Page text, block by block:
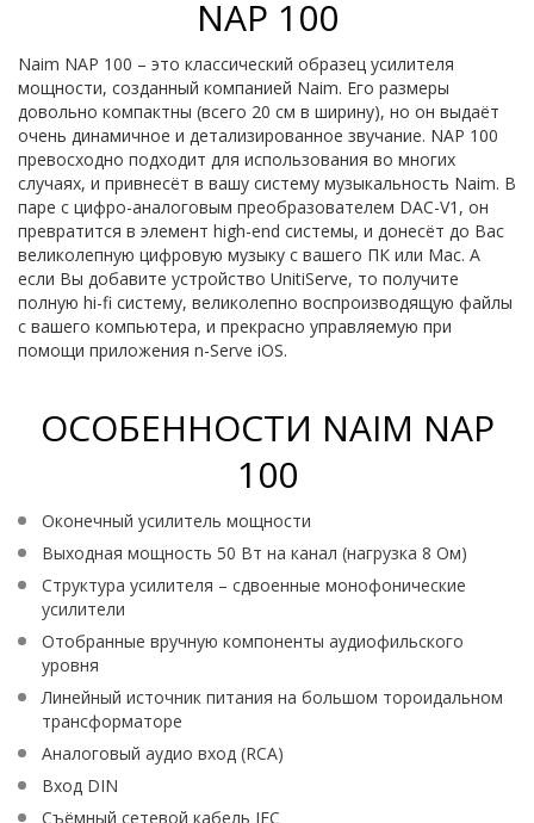
NAP 100
Naim NAP 100 – это классический образец усилителя
мощности, созданный компанией Naim. Его размеры
довольно компактны (всего 20 см в ширину), но он выдаёт
очень динамичное и детализированное звучание. NAP 100
превосходно подходит для использования во многих
случаях, и привнесёт в вашу систему музыкальность Naim. В
паре с цифро-аналоговым преобразователем DAC-V1, он
превратится в элемент high-end системы, и донесёт до Вас
великолепную цифровую музыку с вашего ПК или Mac. А
если Вы добавите устройство UnitiServe, то получите
полную hi-fi систему, великолепно воспроизводящую файлы
с вашего компьютера, и прекрасно управляемую при
помощи приложения n-Serve iOS.
ОСОБЕННОСТИ NAIM NAP
100
Оконечный усилитель мощности
Выходная мощность 50 Вт на канал (нагрузка 8 Ом)
Структура усилителя – сдвоенные монофонические
усилители
Отобранные вручную компоненты аудиофильского
уровня
Линейный источник питания на большом тороидальном
трансформаторе
Аналоговый аудио вход (RCA)
Вход DIN
Съёмный сетевой кабель IEC